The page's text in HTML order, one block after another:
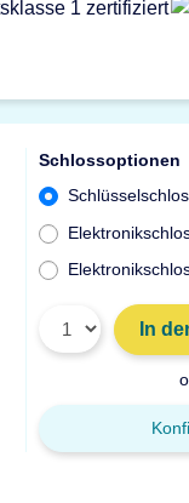
Schlossoptionen
In